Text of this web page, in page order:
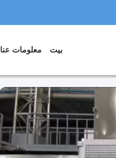
بيت معلومات عنا